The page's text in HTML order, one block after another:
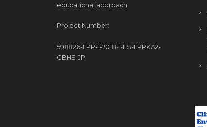
educational approach.
Project Number:
598826-EPP-1-2018-1-ES-EPPKA2-
CBHE-JP